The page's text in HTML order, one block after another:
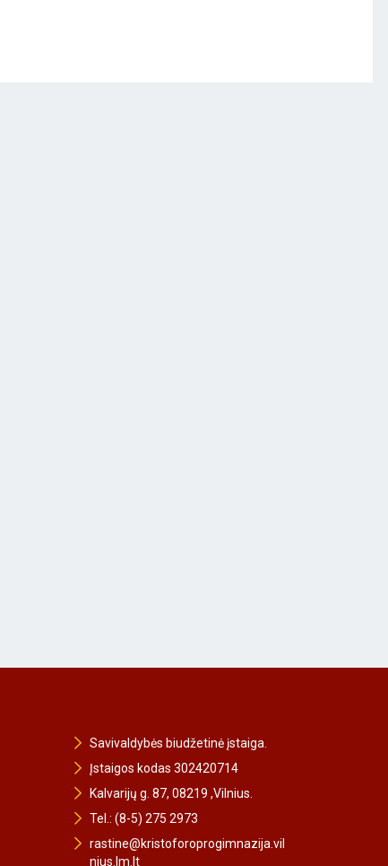
Savivaldybės biudžetinė įstaiga.
Įstaigos kodas 302420714
Kalvarijų g. 87, 08219 ,Vilnius.
Tel.: (8-5) 275 2973
rastine@kristoforoprogimnazija.vil
nius.lm.lt